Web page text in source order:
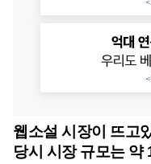
웹소설 시장이 뜨고
당시 시장 규모는 약